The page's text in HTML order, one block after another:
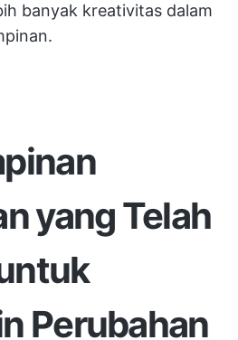
banyak kreativitas dalam
yang Telah
Perubahan